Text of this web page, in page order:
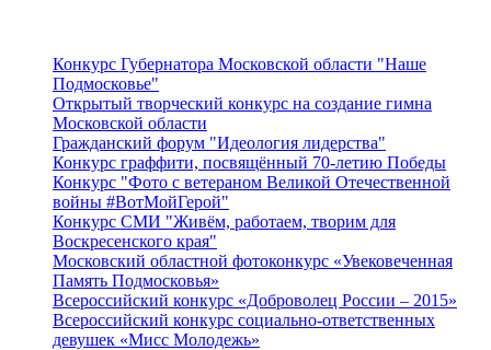
Конкурс Губернатора Московской области "Наше
Подмосковье"
Открытый творческий конкурс на создание гимна
Московской области
Гражданский форум "Идеология лидерства"
Конкурс граффити, посвящённый 70-летию Победы
Конкурс "Фото с ветераном Великой Отечественной
войны #ВотМойГерой"
Конкурс СМИ "Живём, работаем, творим для
Воскресенского края"
Московский областной фотоконкурс «Увековеченная
Память Подмосковья»
Всероссийский конкурс «Доброволец России – 2015»
Всероссийский конкурс социально-ответственных
девушек «Мисс Молодежь»